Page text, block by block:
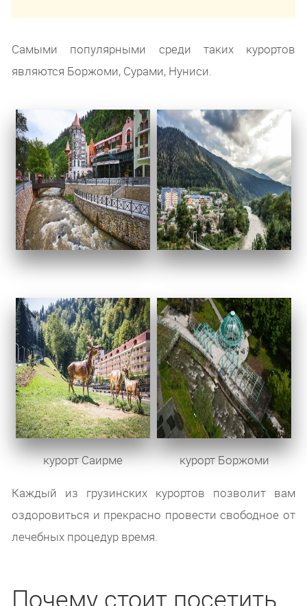
Самыми популярными среди таких курортов
являются Боржоми, Сурами, Нуниси.
курорт Саирме курорт Боржоми
Каждый из грузинских курортов позволит вам
оздоровиться и прекрасно провести свободное от
лечебных процедур время.
Почему стоит посетить